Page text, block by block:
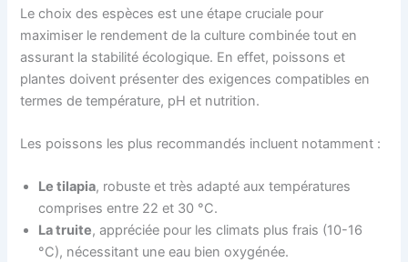
Le choix des espèces est une étape cruciale pour
maximiser le rendement de la culture combinée tout en
assurant la stabilité écologique. En effet, poissons et
plantes doivent présenter des exigences compatibles en
termes de température, pH et nutrition.
Les poissons les plus recommandés incluent notamment :
Le tilapia, robuste et très adapté aux températures
comprises entre 22 et 30 °C.
La truite, appréciée pour les climats plus frais (10-16
°C), nécessitant une eau bien oxygénée.